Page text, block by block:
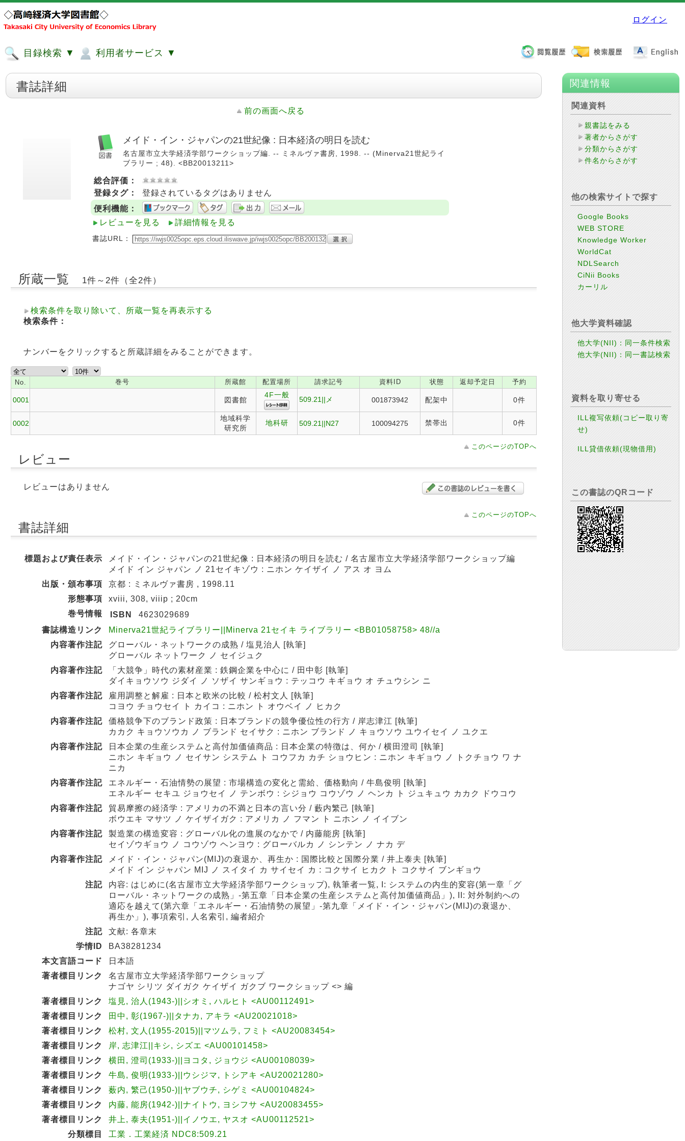
ログイン
目録検索 ▼ 利用者サービス ▼
書誌詳細
前の画面へ戻る
メイド・イン・ジャパンの21世紀像 : 日本経済の明日を読む
名古屋市立大学経済学部ワークショップ編. -- ミネルヴァ書房, 1998. -- (Minerva21世紀ライ
ブラリー ; 48). <BB20013211>
総合評価：
登録タグ：
登録されているタグはありません
便利機能：
レビューを見る
詳細情報を見る
書誌URL：
所蔵一覧 1件～2件（全2件）
検索条件を取り除いて、所蔵一覧を再表示する
検索条件：
ナンバーをクリックすると所蔵詳細をみることができます。
No. 巻号 所蔵館 配置場所 請求記号 資料ID 状態 返却予定日 予約
0001 図書館
4F一般
509.21||メ 001873942 配架中 0件
0002
地域科学
研究所
地科研 509.21||N27 100094275 禁帯出 0件
このページのTOPへ
レビュー
レビューはありません
このページのTOPへ
書誌詳細
標題および責任表示
メイド・イン・ジャパンの21世紀像 : 日本経済の明日を読む / 名古屋市立大学経済学部ワークショップ編
メイド イン ジャパン ノ 21セイキゾウ : ニホン ケイザイ ノ アス オ ヨム
出版・頒布事項
京都 : ミネルヴァ書房 , 1998.11
形態事項
xviii, 308, viiip ; 20cm
巻号情報
ISBN
4623029689
書誌構造リンク
Minerva21世紀ライブラリー||Minerva 21セイキ ライブラリー <BB01058758> 48//a
内容著作注記
グローバル・ネットワークの成熟 / 塩見治人 [執筆]
グローバル ネットワーク ノ セイジュク
内容著作注記
「大競争」時代の素材産業 : 鉄鋼企業を中心に / 田中彰 [執筆]
ダイキョウソウ ジダイ ノ ソザイ サンギョウ : テッコウ キギョウ オ チュウシン ニ
内容著作注記
雇用調整と解雇 : 日本と欧米の比較 / 松村文人 [執筆]
コヨウ チョウセイ ト カイコ : ニホン ト オウベイ ノ ヒカク
内容著作注記
価格競争下のブランド政策 : 日本ブランドの競争優位性の行方 / 岸志津江 [執筆]
カカク キョウソウカ ノ ブランド セイサク : ニホン ブランド ノ キョウソウ ユウイセイ ノ ユクエ
内容著作注記
日本企業の生産システムと高付加価値商品 : 日本企業の特徴は、何か / 横田澄司 [執筆]
ニホン キギョウ ノ セイサン システム ト コウフカ カチ ショウヒン : ニホン キギョウ ノ トクチョウ ワ ナ
ニカ
内容著作注記
エネルギー・石油情勢の展望 : 市場構造の変化と需給、価格動向 / 牛島俊明 [執筆]
エネルギー セキユ ジョウセイ ノ テンボウ : シジョウ コウゾウ ノ ヘンカ ト ジュキュウ カカク ドウコウ
内容著作注記
貿易摩擦の経済学 : アメリカの不満と日本の言い分 / 藪内繁己 [執筆]
ボウエキ マサツ ノ ケイザイガク : アメリカ ノ フマン ト ニホン ノ イイブン
内容著作注記
製造業の構造変容 : グローバル化の進展のなかで / 内藤能房 [執筆]
セイゾウギョウ ノ コウゾウ ヘンヨウ : グローバルカ ノ シンテン ノ ナカ デ
内容著作注記
メイド・イン・ジャパン(MIJ)の衰退か、再生か : 国際比較と国際分業 / 井上泰夫 [執筆]
メイド イン ジャパン MIJ ノ スイタイ カ サイセイ カ : コクサイ ヒカク ト コクサイ ブンギョウ
注記
内容: はじめに(名古屋市立大学経済学部ワークショップ), 執筆者一覧, I: システムの内生的変容(第一章「グ
ローバル・ネットワークの成熟」-第五章「日本企業の生産システムと高付加価値商品」), II: 対外制約への
適応を越えて(第六章「エネルギー・石油情勢の展望」-第九章「メイド・イン・ジャパン(MIJ)の衰退か、
再生か」), 事項索引, 人名索引, 編者紹介
注記
文献: 各章末
学情ID
BA38281234
本文言語コード
日本語
著者標目リンク
名古屋市立大学経済学部ワークショップ
ナゴヤ シリツ ダイガク ケイザイ ガクブ ワークショップ <> 編
著者標目リンク
塩見, 治人(1943-)||シオミ, ハルヒト <AU00112491>
著者標目リンク
田中, 彰(1967-)||タナカ, アキラ <AU20021018>
著者標目リンク
松村, 文人(1955-2015)||マツムラ, フミト <AU20083454>
著者標目リンク
岸, 志津江||キシ, シズエ <AU00101458>
著者標目リンク
横田, 澄司(1933-)||ヨコタ, ジョウジ <AU00108039>
著者標目リンク
牛島, 俊明(1933-)||ウシジマ, トシアキ <AU20021280>
著者標目リンク
薮内, 繁己(1950-)||ヤブウチ, シゲミ <AU00104824>
著者標目リンク
内藤, 能房(1942-)||ナイトウ, ヨシフサ <AU20083455>
著者標目リンク
井上, 泰夫(1951-)||イノウエ, ヤスオ <AU00112521>
分類標目
工業．工業経済 NDC8:509.21
関連情報
関連資料
親書誌をみる
著者からさがす
分類からさがす
件名からさがす
他の検索サイトで探す
Google Books
WEB STORE
Knowledge Worker
WorldCat
NDLSearch
CiNii Books
カーリル
他大学資料確認
他大学(NII)：同一条件検索
他大学(NII)：同一書誌検索
資料を取り寄せる
ILL複写依頼(コピー取り寄
せ)
ILL貸借依頼(現物借用)
この書誌のQRコード